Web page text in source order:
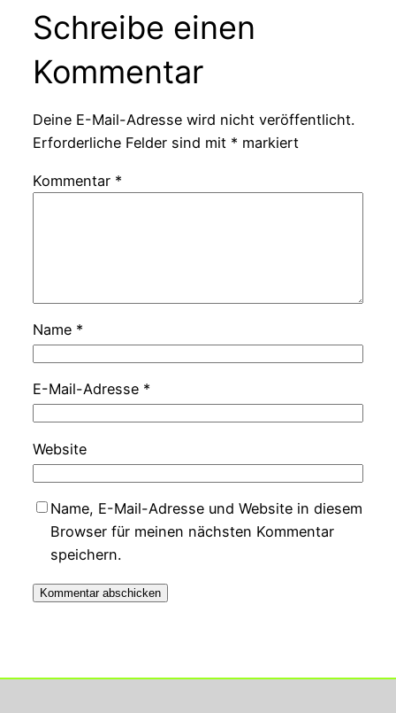
Schreibe einen
Kommentar
Deine E-Mail-Adresse wird nicht veröffentlicht.
Erforderliche Felder sind mit * markiert
Kommentar *
Name *
E-Mail-Adresse *
Website
Name, E-Mail-Adresse und Website in diesem
Browser für meinen nächsten Kommentar
speichern.